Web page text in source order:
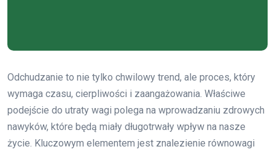
Odchudzanie to nie tylko chwilowy trend, ale proces, który
wymaga czasu, cierpliwości i zaangażowania. Właściwe
podejście do utraty wagi polega na wprowadzaniu zdrowych
nawyków, które będą miały długotrwały wpływ na nasze
życie. Kluczowym elementem jest znalezienie równowagi